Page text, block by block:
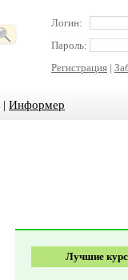
Логин:
Пароль:
Регистрация |
| Информер
Лучшие